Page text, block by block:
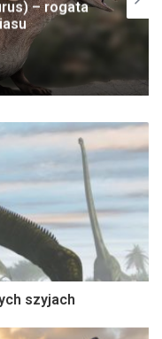
tygrys
szyjach